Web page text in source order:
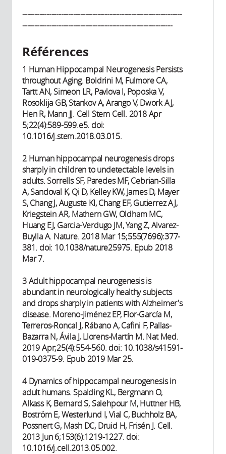
------------------------------------------------------------------
--------------------------------------------------------------
Références
1 Human Hippocampal Neurogenesis Persists
throughout Aging. Boldrini M, Fulmore CA,
Tartt AN, Simeon LR, Pavlova I, Poposka V,
Rosoklija GB, Stankov A, Arango V, Dwork AJ,
Hen R, Mann JJ. Cell Stem Cell. 2018 Apr
5;22(4):589-599.e5. doi:
10.1016/j.stem.2018.03.015.
2 Human hippocampal neurogenesis drops
sharply in children to undetectable levels in
adults. Sorrells SF, Paredes MF, Cebrian-Silla
A, Sandoval K, Qi D, Kelley KW, James D, Mayer
S, Chang J, Auguste KI, Chang EF, Gutierrez AJ,
Kriegstein AR, Mathern GW, Oldham MC,
Huang EJ, Garcia-Verdugo JM, Yang Z, Alvarez-
Buylla A. Nature. 2018 Mar 15;555(7696):377-
381. doi: 10.1038/nature25975. Epub 2018
Mar 7.
3 Adult hippocampal neurogenesis is
abundant in neurologically healthy subjects
and drops sharply in patients with Alzheimer's
disease. Moreno-Jiménez EP, Flor-García M,
Terreros-Roncal J, Rábano A, Cafini F, Pallas-
Bazarra N, Ávila J, Llorens-Martín M. Nat Med.
2019 Apr;25(4):554-560. doi: 10.1038/s41591-
019-0375-9. Epub 2019 Mar 25.
4 Dynamics of hippocampal neurogenesis in
adult humans. Spalding KL, Bergmann O,
Alkass K, Bernard S, Salehpour M, Huttner HB,
Boström E, Westerlund I, Vial C, Buchholz BA,
Possnert G, Mash DC, Druid H, Frisén J. Cell.
2013 Jun 6;153(6):1219-1227. doi:
10.1016/j.cell.2013.05.002.